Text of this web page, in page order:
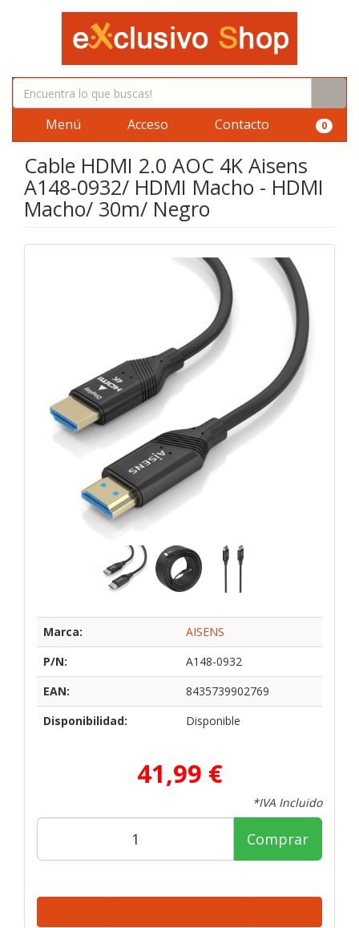
Menú Acceso Contacto 0
Cable HDMI 2.0 AOC 4K Aisens
A148-0932/ HDMI Macho - HDMI
Macho/ 30m/ Negro
Marca:
AISENS
P/N:
A148-0932
EAN:
8435739902769
Disponibilidad:
Disponible
41,99 €
*IVA Incluido
Comprar